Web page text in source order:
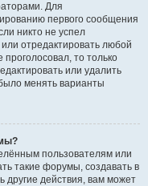
Для
первого сообщения
никто не успел
отредактировать любой
то только
или удалить
менять варианты
пользователям или
такие форумы, создавать в
другие действия, вам может